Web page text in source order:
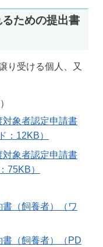
ための提出書
り受ける個人、又
対象者認定申請書
：12KB）
対象者認定申請書
75KB）
書（飼養者）（ワ
書（飼養者）（PD